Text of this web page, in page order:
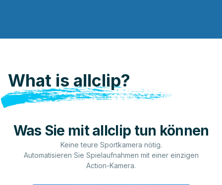
What is allclip?
Was Sie mit allclip tun können
Keine teure Sportkamera nötig.
Automatisieren Sie Spielaufnahmen mit einer einzigen
Action-Kamera.